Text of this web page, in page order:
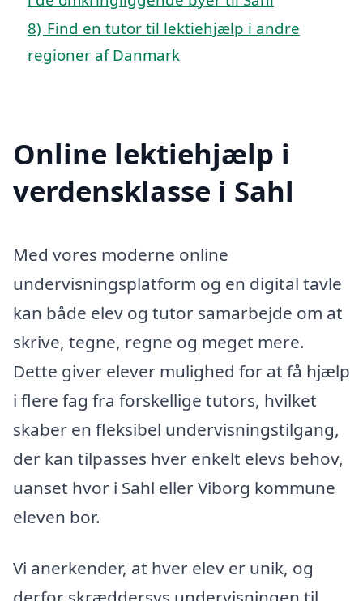
8) Find en tutor til lektiehjælp i andre
regioner af Danmark
Online lektiehjælp i
verdensklasse i Sahl
Med vores moderne online
undervisningsplatform og en digital tavle
kan både elev og tutor samarbejde om at
skrive, tegne, regne og meget mere.
Dette giver elever mulighed for at få hjælp
i flere fag fra forskellige tutors, hvilket
skaber en fleksibel undervisningstilgang,
der kan tilpasses hver enkelt elevs behov,
uanset hvor i Sahl eller Viborg kommune
eleven bor.
Vi anerkender, at hver elev er unik, og